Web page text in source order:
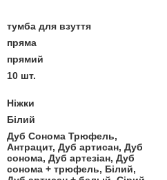
тумба для взуття
пряма
прямий
10 шт.
Ніжки
Білий
Дуб Сонома Трюфель,
Антрацит, Дуб артисан, Дуб
сонома, Дуб артезіан, Дуб
сонома + трюфель, Білий,